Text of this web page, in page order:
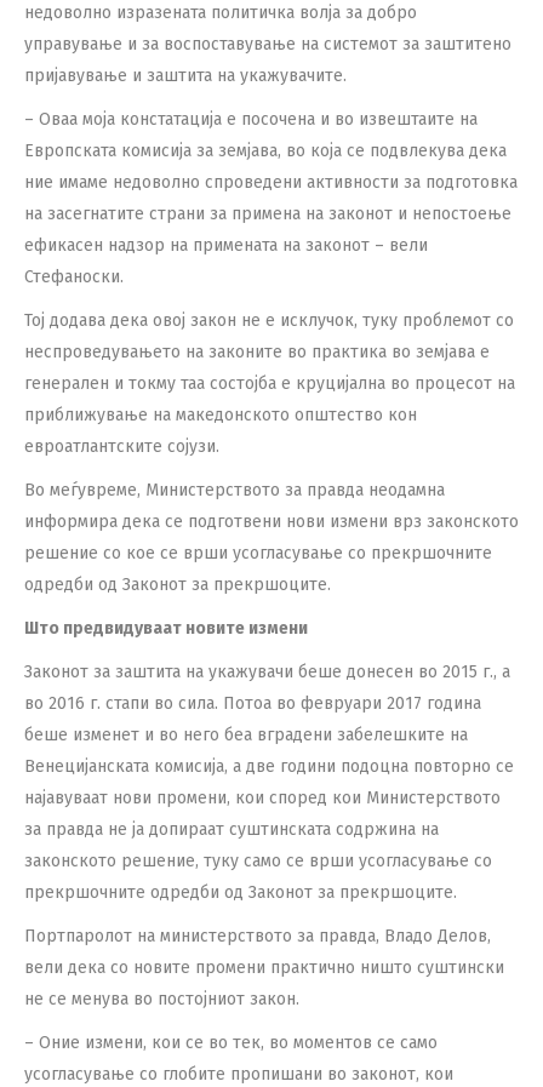
недоволно изразената политичка волја за добро
управување и за воспоставување на системот за заштитено
пријавување и заштита на укажувачите.
– Оваа моја констатација е посочена и во извештаите на
Европската комисија за земјава, во која се подвлекува дека
ние имаме недоволно спроведени активности за подготовка
на засегнатите страни за примена на законот и непостоење
ефикасен надзор на примената на законот – вели
Стефаноски.
Тој додава дека овој закон не е исклучок, туку проблемот со
неспроведувањето на законите во практика во земјава е
генерален и токму таа состојба е круцијална во процесот на
приближување на македонското општество кон
евроатлантските сојузи.
Во меѓувреме, Министерството за правда неодамна
информира дека се подготвени нови измени врз законското
решение со кое се врши усогласување со прекршочните
одредби од Законот за прекршоците.
Што предвидуваат новите измени
Законот за заштита на укажувачи беше донесен во 2015 г., а
во 2016 г. стапи во сила. Потоа во февруари 2017 година
беше изменет и во него беа вградени забелешките на
Венецијанската комисија, а две години подоцна повторно се
најавуваат нови промени, кои според кои Министерството
за правда не ја допираат суштинската содржина на
законското решение, туку само се врши усогласување со
прекршочните одредби од Законот за прекршоците.
Портпаролот на министерството за правда, Владо Делов,
вели дека со новите промени практично ништо суштински
не се менува во постојниот закон.
– Оние измени, кои се во тек, во моментов се само
усогласување со глобите пропишани во законот, кои